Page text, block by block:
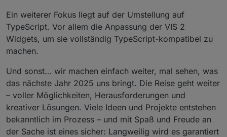
Ein weiterer Fokus liegt auf der Umstellung auf
TypeScript. Vor allem die Anpassung der VIS 2
Widgets, um sie vollständig TypeScript-kompatibel zu
machen.
Und sonst… wir machen einfach weiter, mal sehen, was
das nächste Jahr 2025 uns bringt. Die Reise geht weiter
– voller Möglichkeiten, Herausforderungen und
kreativer Lösungen. Viele Ideen und Projekte entstehen
bekanntlich im Prozess – und mit Spaß und Freude an
der Sache ist eines sicher: Langweilig wird es garantiert